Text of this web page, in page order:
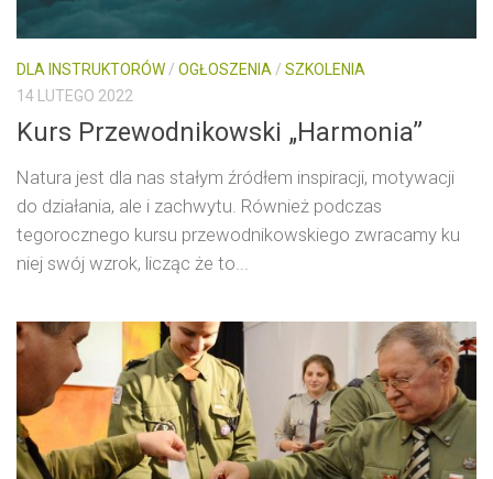
DLA INSTRUKTORÓW / OGŁOSZENIA / SZKOLENIA
14 LUTEGO 2022
Kurs Przewodnikowski „Harmonia”
Natura jest dla nas stałym źródłem inspiracji, motywacji
do działania, ale i zachwytu. Również podczas
tegorocznego kursu przewodnikowskiego zwracamy ku
niej swój wzrok, licząc że to...